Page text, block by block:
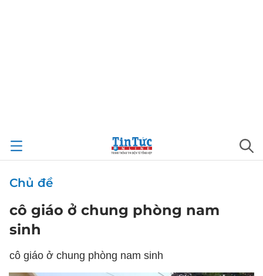
Chủ đề
cô giáo ở chung phòng nam
sinh
cô giáo ở chung phòng nam sinh